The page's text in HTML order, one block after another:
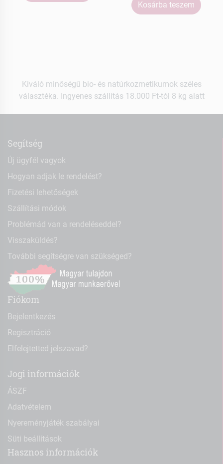
Kosárba teszem
Kiváló minőségű bio- és natúrkozmetikumok széles
választéka. Ingyenes szállítás 18.000 Ft-tól 8 kg alatt
Segítség
Új ügyfél vagyok
Hogyan adjak le rendelést?
Fizetési lehetőségek
Szállítási módok
Problémád van a rendeléseddel?
Visszaküldés?
További segítségre van szükséged?
Fiókom
Bejelentkezés
Regisztráció
Elfelejtetted jelszavad?
Jogi információk
ÁSZF
Adatvételem
Nyereményjáték szabályai
Süti beállítások
Hasznos információk